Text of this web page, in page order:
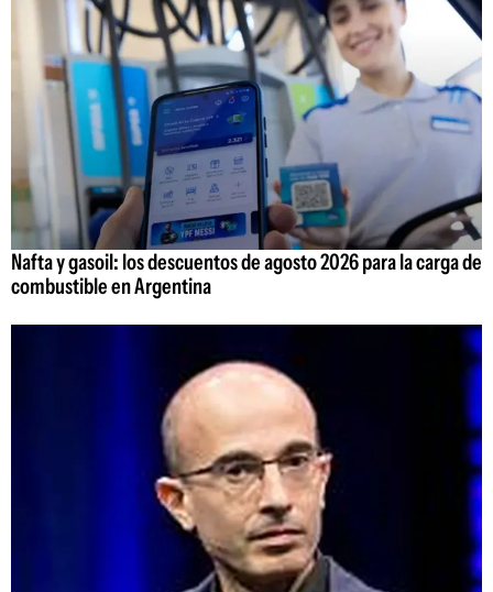
Nafta y gasoil: los descuentos de agosto 2026 para la carga de
combustible en Argentina